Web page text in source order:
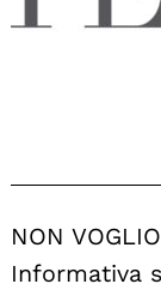
NON
Informativa